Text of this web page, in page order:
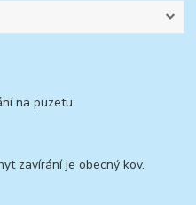
na puzetu.
zavírání je obecný kov.